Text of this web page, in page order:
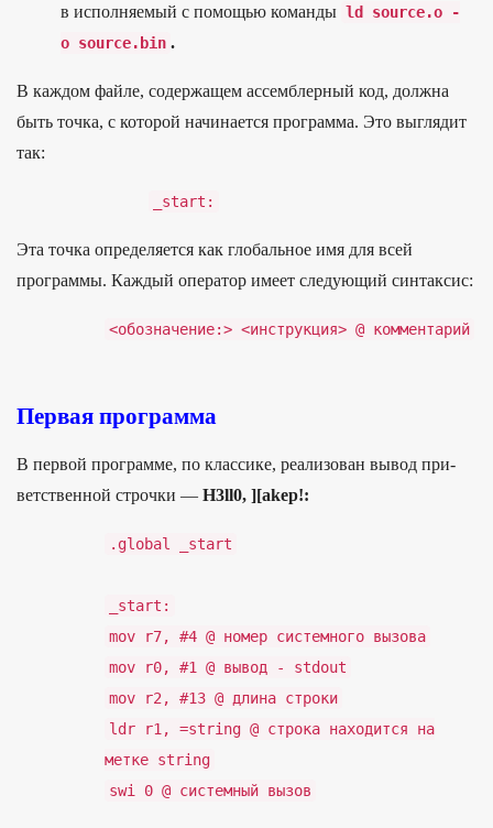
в исполня­емый с помощью коман­ды ld source.o
-
o source. bin .
В каждом файле, содержащем ассемблерный код, должна
быть точка, с которой начинается программа. Это выглядит
так:
start :
Эта точка определяется как глобальное имя для всей
программы. Каждый оператор имеет следующий синтаксис:
<обозначение:> <инструкция> @ комментарий
Первая программа
В пер­вой прог­рамме, по клас­сике, реали­зован вывод при­
ветс­твен­ной строч­ки — H3ll0, ][akep!:
. global start
start :
mov
r7, #4 @ номер системного вызова
mov
r0, #1 @ вывод - stdout
mov
r2 , #13 @ длина строки
ldr
r1 , =string @ строка находится
на
метке string
swi 0 @ системный вызов